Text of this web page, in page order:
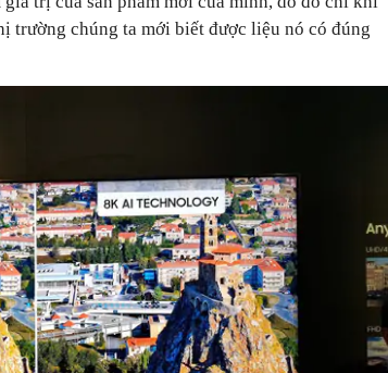
trường chúng ta mới biết được liệu nó có đúng